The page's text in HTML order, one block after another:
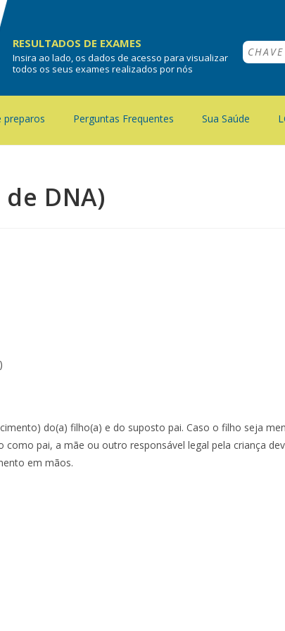
RESULTADOS DE EXAMES
Insira ao lado, os dados de acesso para visualizar
todos os seus exames realizados por nós
preparos Perguntas Frequentes Sua Saúde
DNA)
do(a) filho(a) e do suposto pai. Caso o filho seja
pai, a mãe ou outro responsável legal pela criança
em mãos.